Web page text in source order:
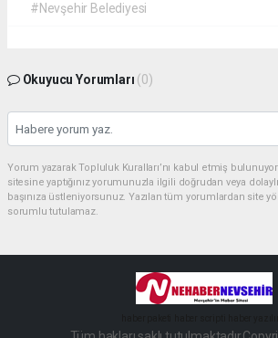
#Nevşehir Belediyesi
Okuyucu Yorumları (0)
Yorum yazarak Topluluk Kuralları’nı kabul etmiş
sitesine yaptığınız yorumunuzla ilgili doğrudan veya
başınıza üstleniyorsunuz. Yazılan tüm yorumlardan site
sorumlu tutulamaz.